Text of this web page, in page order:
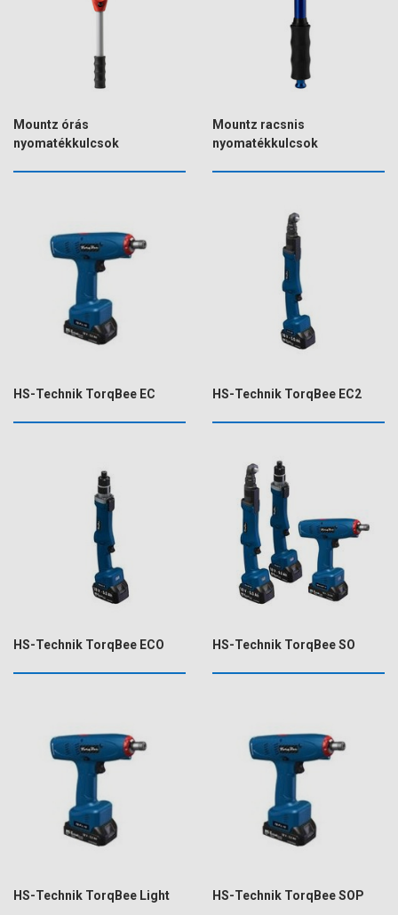
Mountz órás
nyomatékkulcsok
Mountz racsnis
nyomatékkulcsok
HS-Technik TorqBee EC HS-Technik TorqBee EC2
HS-Technik TorqBee ECO HS-Technik TorqBee SO
HS-Technik TorqBee Light HS-Technik TorqBee SOP